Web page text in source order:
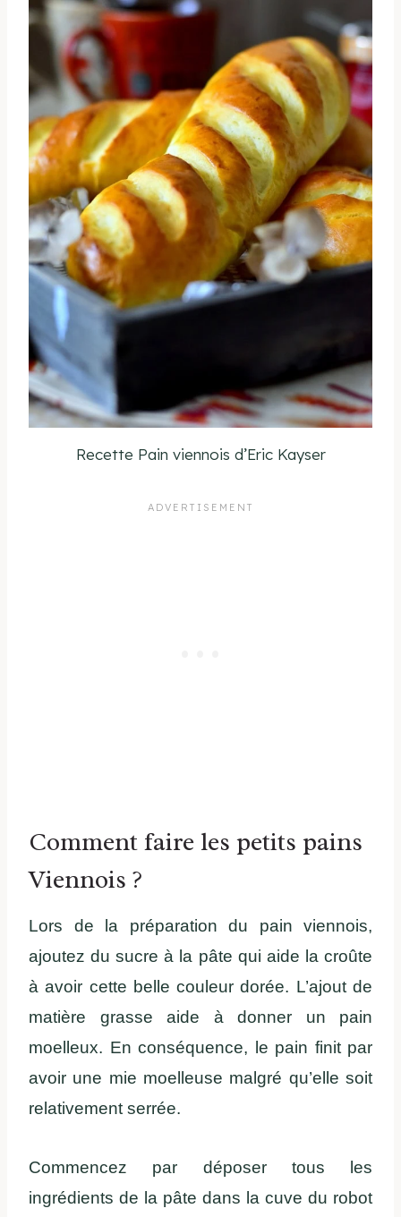
Recette Pain viennois d’Eric Kayser
Comment faire les petits pains
Viennois ?
Lors de la préparation du pain viennois,
ajoutez du sucre à la pâte qui aide la croûte
à avoir cette belle couleur dorée. L’ajout de
matière grasse aide à donner un pain
moelleux. En conséquence, le pain finit par
avoir une mie moelleuse malgré qu’elle soit
relativement serrée.
Commencez par déposer tous les
ingrédients de la pâte dans la cuve du robot